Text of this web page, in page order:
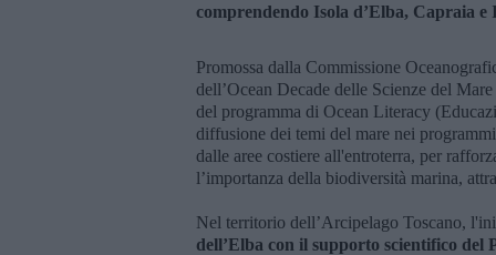
comprendendo Isola d’Elba, Capraia e
Promossa dalla Commissione
dell’Ocean Decade delle Scienze del
del programma di Ocean Literacy
diffusione dei temi del mare nei
dalle aree costiere all'entroterra, per
l’importanza della biodiversità marina,
Nel territorio dell’Arcipelago Toscano,
dell’Elba con il supporto scientifico del